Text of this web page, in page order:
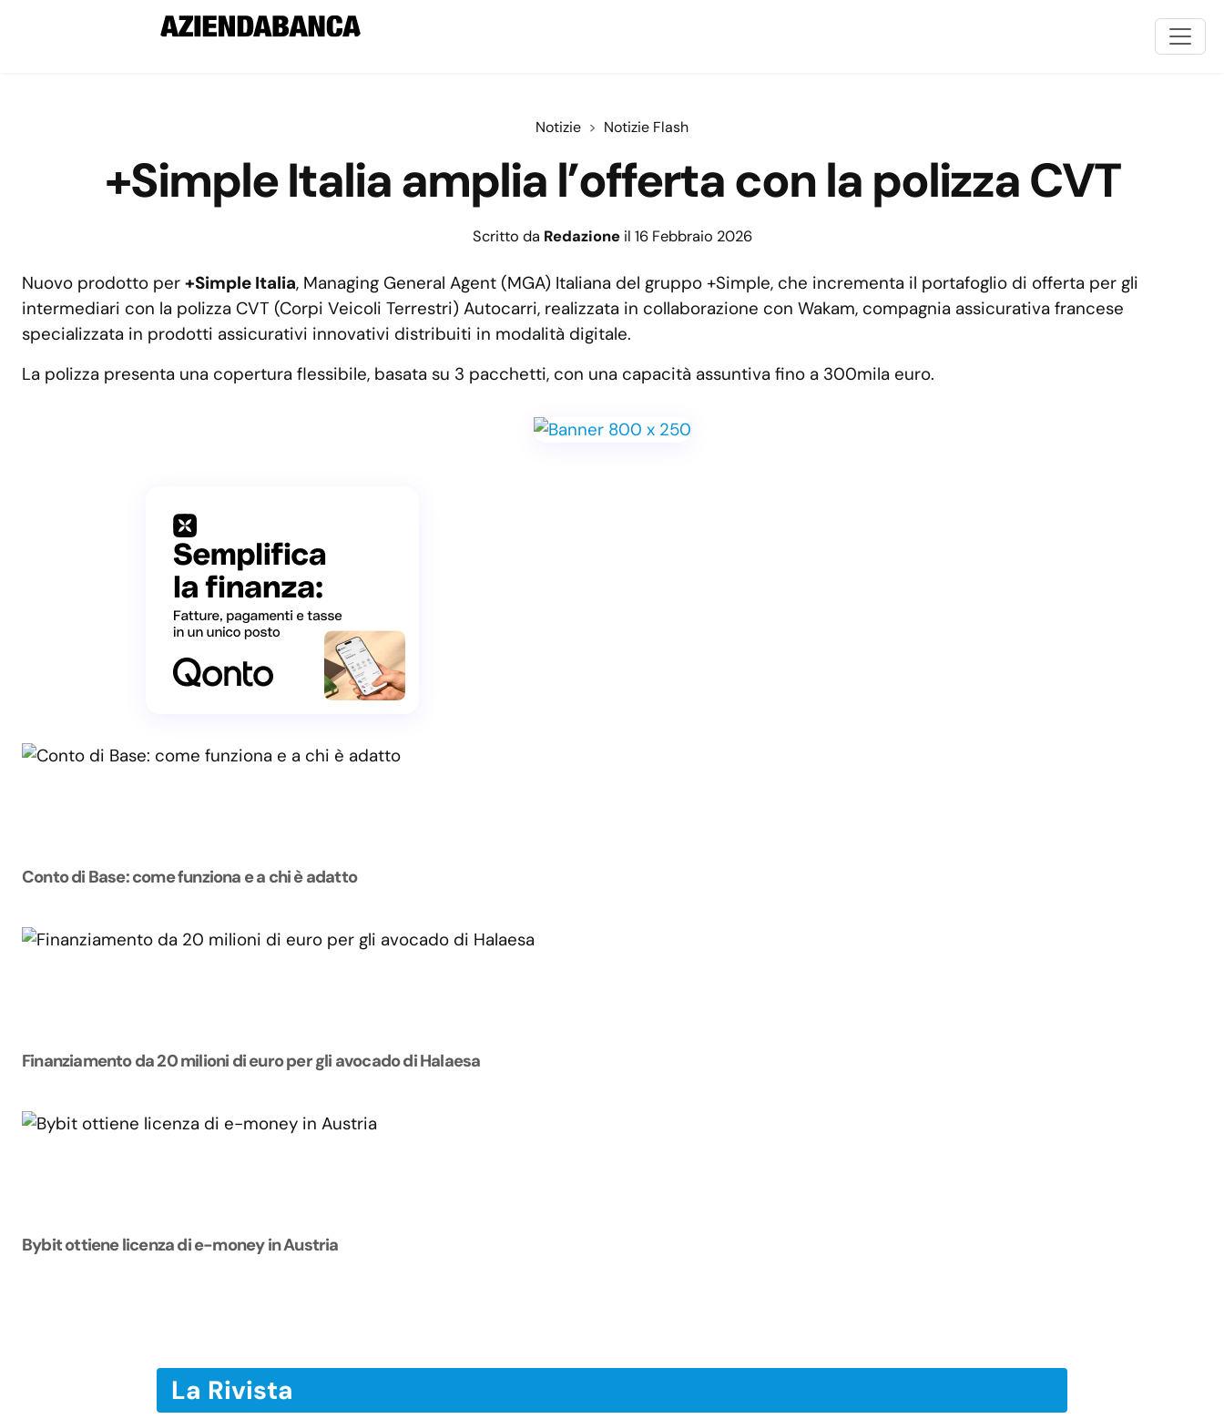
Notizie Notizie Flash
+Simple Italia amplia l’offerta con la polizza CVT
Scritto da Redazione il 16 Febbraio 2026
Nuovo prodotto per +Simple Italia, Managing General Agent (MGA) Italiana del gruppo +Simple, che incrementa il portafoglio di offerta per gli
intermediari con la polizza CVT (Corpi Veicoli Terrestri) Autocarri, realizzata in collaborazione con Wakam, compagnia assicurativa francese
specializzata in prodotti assicurativi innovativi distribuiti in modalità digitale.
La polizza presenta una copertura flessibile, basata su 3 pacchetti, con una capacità assuntiva fino a 300mila euro.
Conto di Base: come funziona e a chi è adatto
Finanziamento da 20 milioni di euro per gli avocado di Halaesa
Bybit ottiene licenza di e-money in Austria
La Rivista